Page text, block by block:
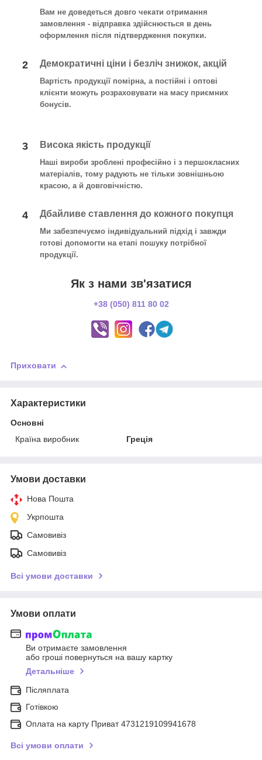
Вам не доведеться довго чекати отримання
замовлення - відправка здійснюється в день
оформлення після підтвердження покупки.
2 Демократичні ціни і безліч знижок, акцій
Вартість продукції помірна, а постійні і оптові
клієнти можуть розраховувати на масу приємних
бонусів.
3 Висока якість продукції
Наші вироби зроблені професійно і з першокласних
матеріалів, тому радують не тільки зовнішньою
красою, а й довговічністю.
4 Дбайливе ставлення до кожного покупця
Ми забезпечуємо індивідуальний підхід і завжди
готові допомогти на етапі пошуку потрібної
продукції.
Як з нами зв'язатися
+38 (050) 811 80 02
Приховати
Характеристики
Основні
Країна виробник
Греція
Умови доставки
Нова Пошта
Укрпошта
Самовивіз
Самовивіз
Всі умови доставки
Умови оплати
Ви отримаєте замовлення
або гроші повернуться на вашу картку
Детальніше
Післяплата
Готівкою
Оплата на карту Приват 4731219109941678
Всі умови оплати